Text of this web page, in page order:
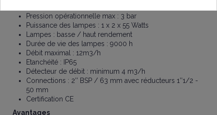
Pression opérationnelle max : 3 bar
Puissance des lampes : 1 x 2 x 55 Watts
Lampes : basse / haut rendement
Durée de vie des lampes : 9000 h
Débit maximal : 12m3/h
Etanchéité : IP65
Détecteur de débit : minimum 4 m3/h
Connections : 2’’ BSP / 63 mm avec réducteurs 1’’1/2 -
50 mm
Certification CE
Avantages